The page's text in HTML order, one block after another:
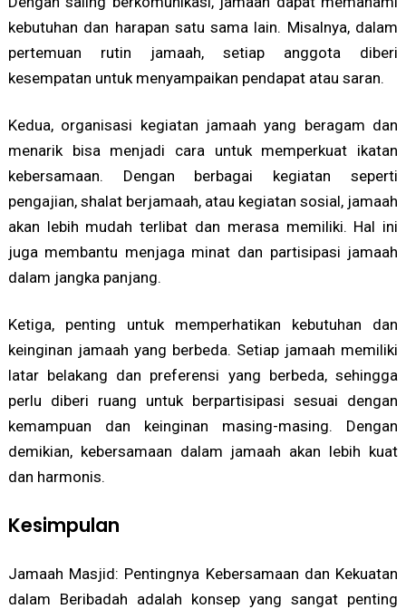
kebutuhan dan harapan satu sama lain. Misalnya, dalam
pertemuan rutin jamaah, setiap anggota diberi
kesempatan untuk menyampaikan pendapat atau saran.
Kedua, organisasi kegiatan jamaah yang beragam dan
menarik bisa menjadi cara untuk memperkuat ikatan
kebersamaan. Dengan berbagai kegiatan seperti
pengajian, shalat berjamaah, atau kegiatan sosial, jamaah
akan lebih mudah terlibat dan merasa memiliki. Hal ini
juga membantu menjaga minat dan partisipasi jamaah
dalam jangka panjang.
Ketiga, penting untuk memperhatikan kebutuhan dan
keinginan jamaah yang berbeda. Setiap jamaah memiliki
latar belakang dan preferensi yang berbeda, sehingga
perlu diberi ruang untuk berpartisipasi sesuai dengan
kemampuan dan keinginan masing-masing. Dengan
demikian, kebersamaan dalam jamaah akan lebih kuat
dan harmonis.
Kesimpulan
Jamaah Masjid: Pentingnya Kebersamaan dan Kekuatan
dalam Beribadah adalah konsep yang sangat penting